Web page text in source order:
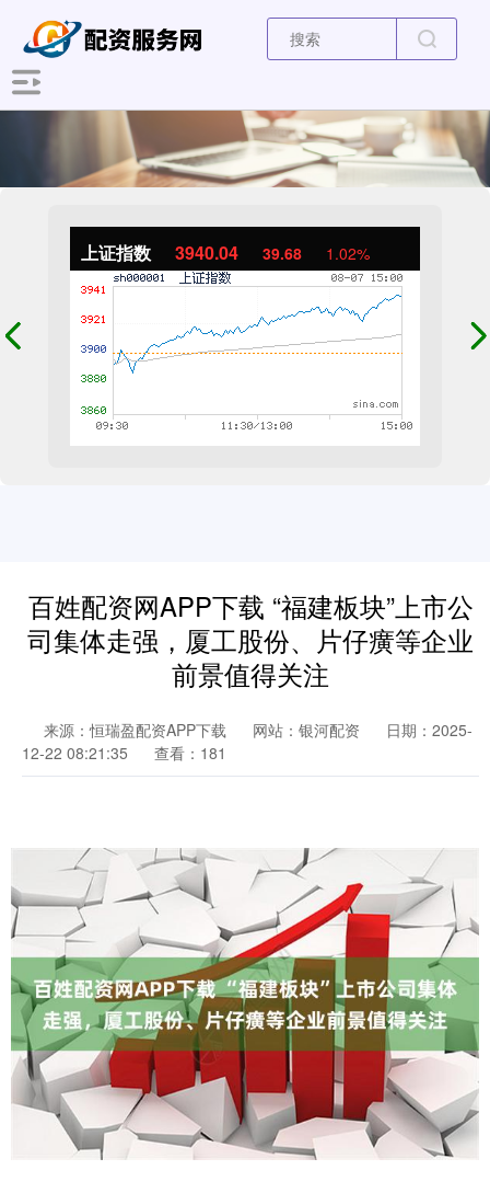
上证指数 3940.04 39.68 1.02%
百姓配资网APP下载 “福建板块”上市公
司集体走强，厦工股份、片仔癀等企业
前景值得关注
来源：恒瑞盈配资APP下载 网站：银河配资
日期：2025-
12-22 08:21:35
查看：181